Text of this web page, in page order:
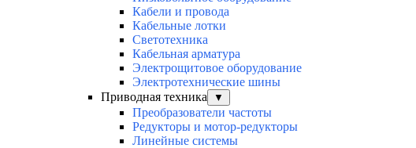
Кабели и провода
Кабельные лотки
Светотехника
Кабельная арматура
Электрощитовое оборудование
Электротехнические шины
Приводная техника
▼
Преобразователи частоты
Редукторы и мотор-редукторы
Линейные системы